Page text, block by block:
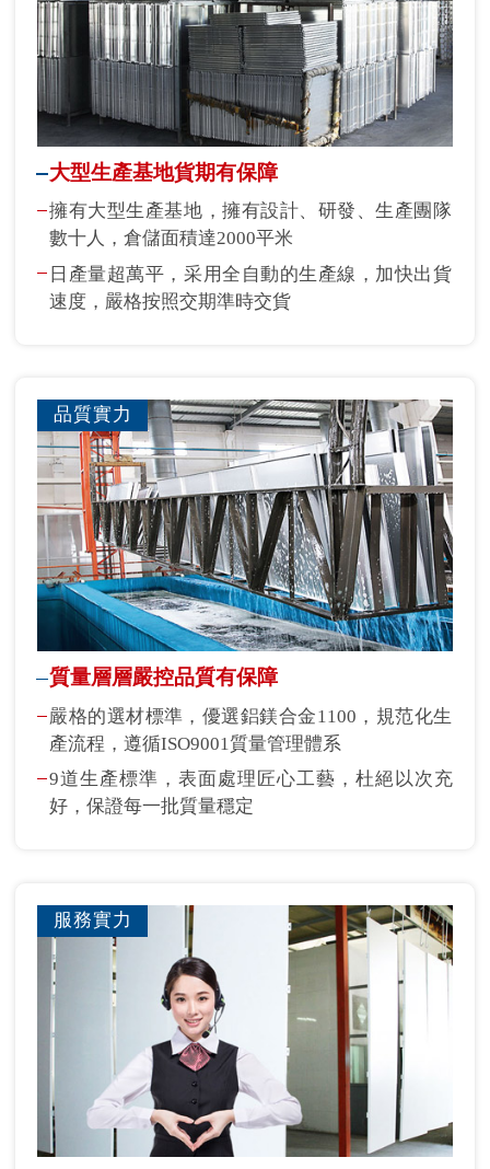
大型生產基地貨期有保障
擁有大型生產基地，擁有設計、研發、生產團隊
數十人，倉儲面積達2000平米
日產量超萬平，采用全自動的生產線，加快出貨
速度，嚴格按照交期準時交貨
品質實力
質量層層嚴控品質有保障
嚴格的選材標準，優選鋁鎂合金1100，規范化生
產流程，遵循ISO9001質量管理體系
9道生產標準，表面處理匠心工藝，杜絕以次充
好，保證每一批質量穩定
服務實力